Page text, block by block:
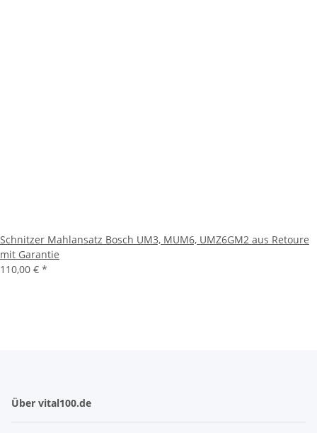
Schnitzer Mahlansatz Bosch UM3, MUM6, UMZ6GM2 aus Retoure
mit Garantie
110,00 € *
Über vital100.de